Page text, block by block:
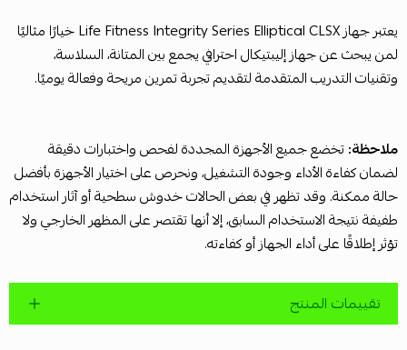
يعتبر جهاز Life Fitness Integrity Series Elliptical CLSX خيارًا مثاليًا
لمن يبحث عن جهاز إليبتيكال احترافي يجمع بين المتانة، السلاسة،
وتقنيات التدريب المتقدمة لتقديم تجربة تمرين مريحة وفعالة يوميًا.
ملاحظة:تخضع جميع الأجهزة المجددة لفحص واختبارات دقيقة
لضمان كفاءة الأداء وجودة التشغيل، ونحرص على اختيار الأجهزة بأفضل
حالة ممكنة. وقد تظهر في بعض الحالات خدوش سطحية أو آثار استخدام
طفيفة نتيجة الاستخدام السابق، إلا أنها تقتصر على المظهر الخارجي ولا
تؤثر إطلاقًا على أداء الجهاز أو كفاءته.
تقييمات المنتج